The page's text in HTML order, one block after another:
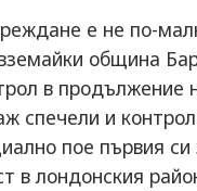
е не по-
община
в продължение
и
пое първия
в лондонския